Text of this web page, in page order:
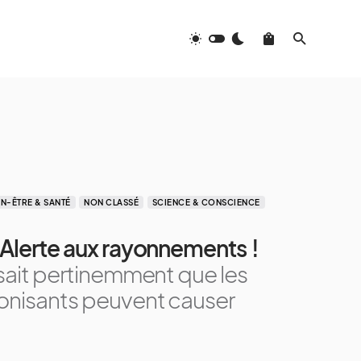
ÊTRE & SANTÉ NON CLASSÉ SCIENCE & CONSCIENCE
aux rayonnements !
pertinemment que les
peuvent causer